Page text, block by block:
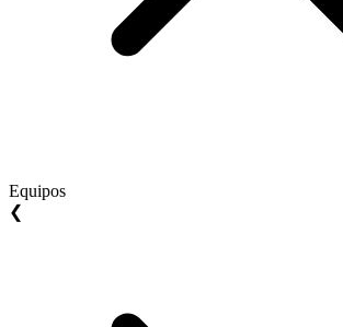
Equipos
❮